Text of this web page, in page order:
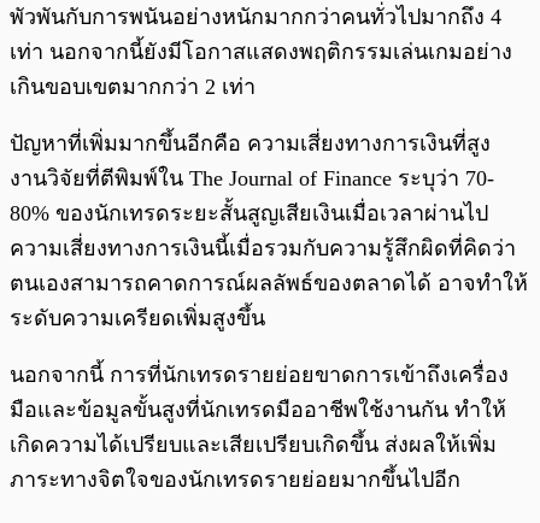
พัวพันกับการพนันอย่างหนักมากกว่าคนทั่วไปมากถึง 4
เท่า นอกจากนี้ยังมีโอกาสแสดงพฤติกรรมเล่นเกมอย่าง
เกินขอบเขตมากกว่า 2 เท่า
ปัญหาที่เพิ่มมากขึ้นอีกคือ ความเสี่ยงทางการเงินที่สูง
งานวิจัยที่ตีพิมพ์ใน The Journal of Finance ระบุว่า 70-
80% ของนักเทรดระยะสั้นสูญเสียเงินเมื่อเวลาผ่านไป
ความเสี่ยงทางการเงินนี้เมื่อรวมกับความรู้สึกผิดที่คิดว่า
ตนเองสามารถคาดการณ์ผลลัพธ์ของตลาดได้ อาจทำให้
ระดับความเครียดเพิ่มสูงขึ้น
นอกจากนี้ การที่นักเทรดรายย่อยขาดการเข้าถึงเครื่อง
มือและข้อมูลขั้นสูงที่นักเทรดมืออาชีพใช้งานกัน ทำให้
เกิดความได้เปรียบและเสียเปรียบเกิดขึ้น ส่งผลให้เพิ่ม
ภาระทางจิตใจของนักเทรดรายย่อยมากขึ้นไปอีก